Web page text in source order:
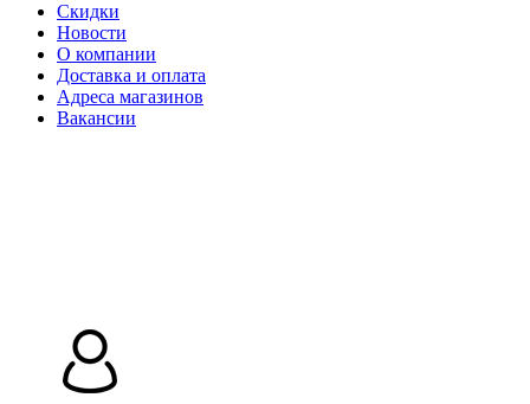
Скидки
Новости
О компании
Доставка и оплата
Адреса магазинов
Вакансии